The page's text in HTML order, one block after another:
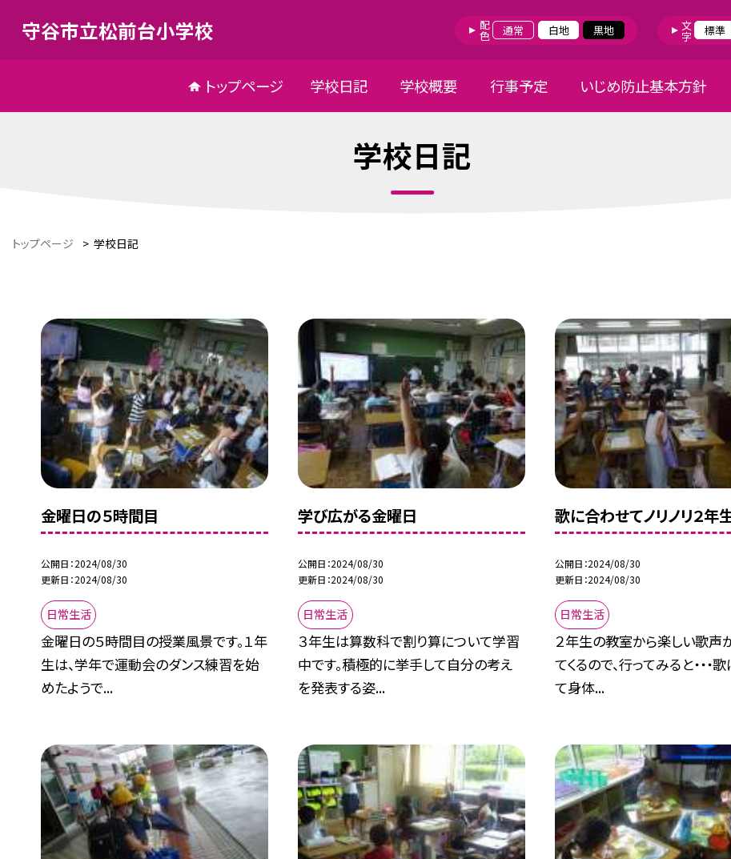
守谷市立松前台小学校 配色 通常 白地 黒地 文字 標準
トップページ 学校日記 学校概要 行事予定 いじめ防止基本方針
学校日記
トップページ > 学校日記
金曜日の５時間目
公開日 2024/08/30
更新日 2024/08/30
日常生活
金曜日の５時間目の授業風景です。１年
生は、学年で運動会のダンス練習を始
めたようで...
学び広がる金曜日
公開日 2024/08/30
更新日 2024/08/30
日常生活
３年生は算数科で割り算について学習
中です。積極的に挙手して自分の考え
を発表する姿...
歌に合わせてノリノリ２年生
公開日 2024/08/30
更新日 2024/08/30
日常生活
２年生の教室から楽しい歌声
てくるので、行ってみると・・・
て身体...